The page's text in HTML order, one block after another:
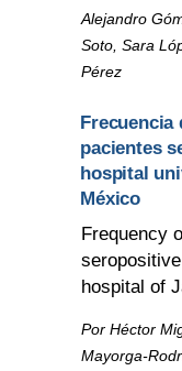
Alejandro
Soto, Sara
Pérez
Frecuencia
pacientes
hospital
México
Frequency
hospital of
Por Héctor
Mayorga-